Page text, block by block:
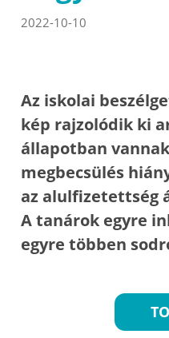
2022-10-10
Az iskolai
kép rajzolódik ki
állapotban
megbecsülés
az alulfizetettség
A tanárok egyre
egyre többen